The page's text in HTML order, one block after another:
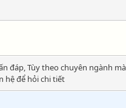
đáp, Tùy theo chuyên ngành
hệ để hỏi chi tiết